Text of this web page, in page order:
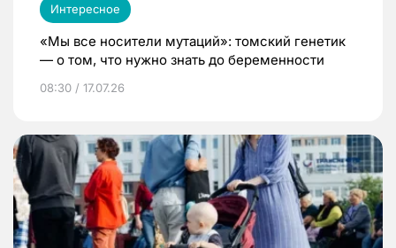
Интересное
«Мы все носители мутаций»: томский генетик
— о том, что нужно знать до беременности
08:30 / 17.07.26